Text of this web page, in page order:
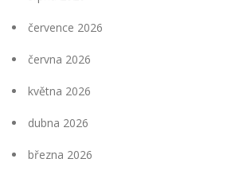
července 2026
června 2026
května 2026
dubna 2026
března 2026